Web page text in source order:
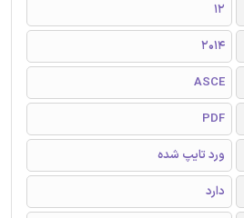
12
2014
ASCE
PDF
ورد تایپ شده
دارد